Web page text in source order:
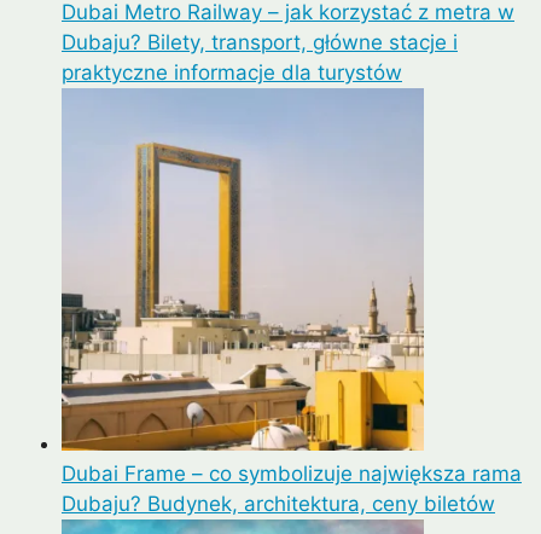
Dubai Metro Railway – jak korzystać z metra w
Dubaju? Bilety, transport, główne stacje i
praktyczne informacje dla turystów
Dubai Frame – co symbolizuje największa rama
Dubaju? Budynek, architektura, ceny biletów